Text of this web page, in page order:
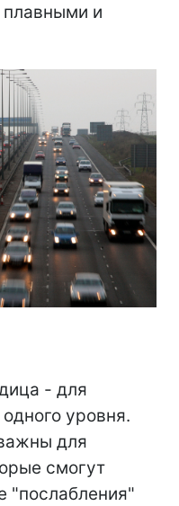
и
- для
уровня.
для
смогут
"послабления"